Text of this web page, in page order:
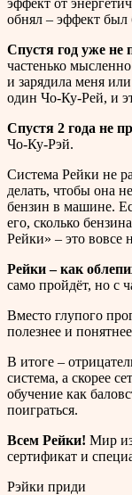
обнял – эффект был
Спустя год уже не
частенько
и зарядила меня
один Чо-Ку-Рей, и
Спустя 2 года не
Чо-Ку-Рэй.
Система Рейки не
делать, чтобы она
бензин в машине.
его, сколько
Рейки» – это вовсе
Рейки – как
само пройдёт, но с
Вместо глупого
полезнее и
В итоге –
система, а скорее
обучение как
поиграться.
Всем Рейки! Мир
сертификат и
Рэйки приди